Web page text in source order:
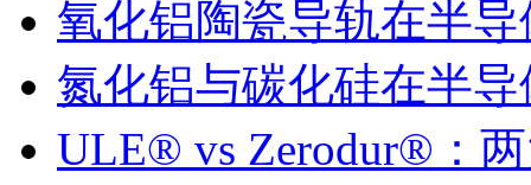
氧化铝陶瓷导轨在半
氮化铝与碳化硅在半
ULE® vs Zerodur®：